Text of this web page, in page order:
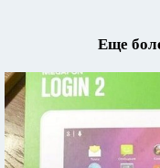
Еще